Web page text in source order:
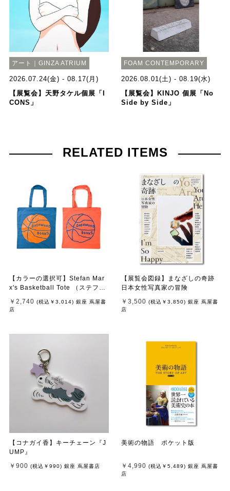
アート｜GINZA ATRIUM
2026.07.24(金) - 08.17(月)
【展覧会】天野タケル個展「I
CONS」
FOAM CONTEMPORARY
2026.08.01(土) - 08.19(水)
【展覧会】KINJO 個展「No
Side by Side」
RELATED ITEMS
【カラーの選択可】Stefan Mar
x's Basketball Tote （ステファ
￥2,740 (税込 ￥3,014) 銀座 蔦屋書
店
【展覧会図録】まなざしの奇跡
日本女性写真家の冒険
￥3,500 (税込 ￥3,850) 銀座 蔦屋書
店
【コナガイ香】キーチェーン『J
UMP』
￥900 (税込 ￥990) 銀座 蔦屋書店
美術の物語 ポケット版
￥4,990 (税込 ￥5,489) 銀座 蔦屋書
店